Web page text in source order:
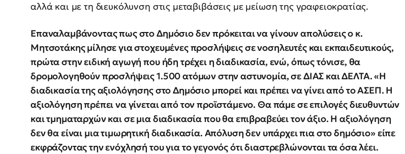
αλλά και με τη διευκόλυνση στις μεταβιβάσεις με μείωση της γραφειοκρατίας.
Επαναλαμβάνοντας πως στο Δημόσιο δεν πρόκειται να γίνουν απολύσεις ο κ.
Μητσοτάκης μίλησε για στοχευμένες προσλήψεις σε νοσηλευτές και εκπαιδευτικούς,
πρώτα στην ειδική αγωγή που ήδη τρέχει η διαδικασία, ενώ, όπως τόνισε, θα
δρομολογηθούν προσλήψεις 1.500 ατόμων στην αστυνομία, σε ΔΙΑΣ και ΔΕΛΤΑ. «Η
διαδικασία της αξιολόγησης στο Δημόσιο μπορεί και πρέπει να γίνει από το ΑΣΕΠ. Η
αξιολόγηση πρέπει να γίνεται από τον προϊστάμενο. Θα πάμε σε επιλογές διευθυντών
και τμηματαρχών και σε μια διαδικασία που θα επιβραβεύει τον άξιο. Η αξιολόγηση
δεν θα είναι μια τιμωρητική διαδικασία. Απόλυση δεν υπάρχει πια στο δημόσιο» είπε
εκφράζοντας την ενόχλησή του για το γεγονός ότι διαστρεβλώνονται τα όσα λέει.